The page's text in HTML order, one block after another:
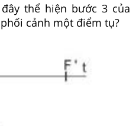
thể hiện bước 3 của
cảnh một điểm tụ?